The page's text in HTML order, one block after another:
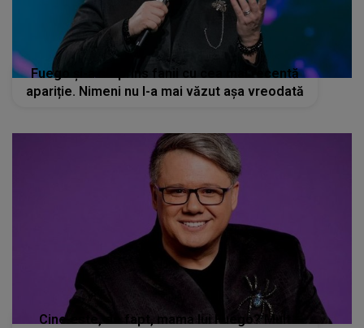
Fuego și-a surprins fanii cu cea mai recentă
apariție. Nimeni nu l-a mai văzut așa vreodată
Cine este, de fapt, mama lui Fuego? Mult